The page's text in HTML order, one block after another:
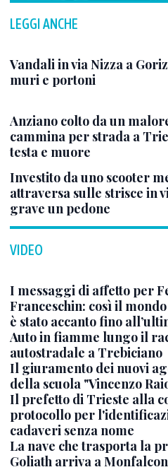
LEGGI ANCHE
Vandali in via Nizza a
muri e portoni
Anziano colto da un
cammina per strada a
testa e muore
Investito da uno scooter
attraversa sulle strisce in
grave un pedone
VIDEO
I messaggi di affetto per
Franceschin: così il
è stato accanto fino
Auto in fiamme lungo il
autostradale a Trebiciano
Il giuramento dei nuovi
della scuola "Vincenzo
Il prefetto di Trieste alla
protocollo per
cadaveri senza nome
La nave che trasporta la
Goliath arriva a